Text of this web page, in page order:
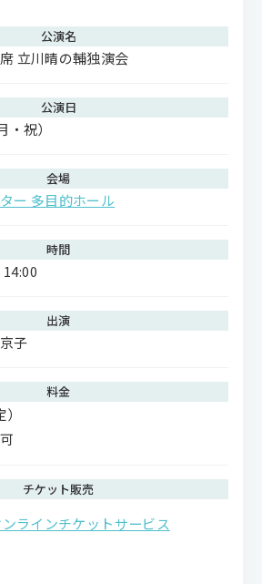
公演名
立川晴の輔独演会
公演日
・祝）
会場
ー 多目的ホール
時間
出演
子
料金
チケット販売
ラインチケットサービス